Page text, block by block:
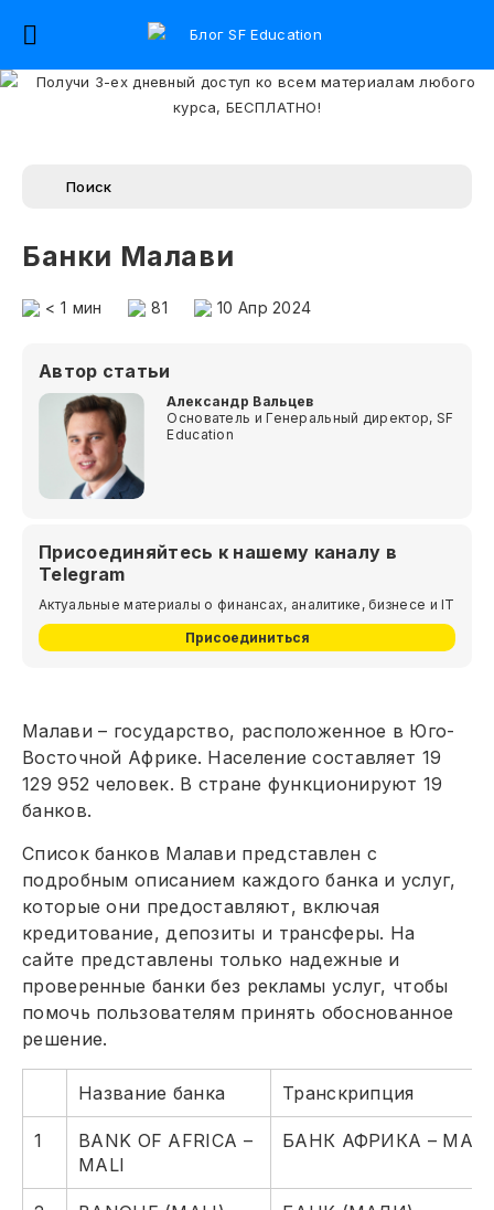
Банки Малави
< 1 мин 81 10 Апр 2024
Автор статьи
Александр Вальцев
Основатель и Генеральный директор, SF
Education
Присоединяйтесь к нашему каналу в
Telegram
Актуальные материалы о финансах, аналитике, бизнесе и IT
Присоединиться
Малави – государство, расположенное в Юго-
Восточной Африке. Население составляет 19
129 952 человек. В стране функционируют 19
банков.
Список банков Малави представлен с
подробным описанием каждого банка и услуг,
которые они предоставляют, включая
кредитование, депозиты и трансферы. На
сайте представлены только надежные и
проверенные банки без рекламы услуг, чтобы
помочь пользователям принять обоснованное
решение.
Название банка Транскрипция
1
BANK OF AFRICA –
MALI
БАНК АФРИКА –